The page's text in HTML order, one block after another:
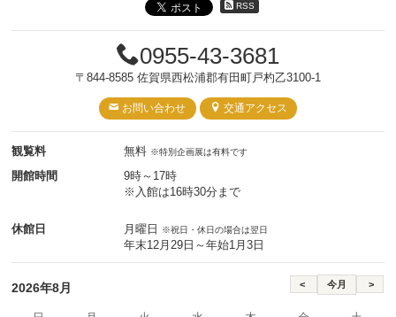
RSS
0955-43-3681
〒844-8585 佐賀県西松浦郡有田町戸杓乙3100-1
お問い合わせ 交通アクセス
観覧料 無料 ※特別企画展は有料です
開館時間
9時～17時
※入館は16時30分まで
休館日 月曜日 ※祝日・休日の場合は翌日
年末12月29日～年始1月3日
2026年8月